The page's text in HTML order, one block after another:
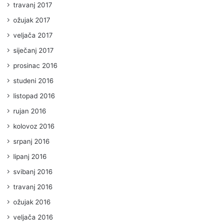
travanj 2017
ožujak 2017
veljača 2017
siječanj 2017
prosinac 2016
studeni 2016
listopad 2016
rujan 2016
kolovoz 2016
srpanj 2016
lipanj 2016
svibanj 2016
travanj 2016
ožujak 2016
veljača 2016